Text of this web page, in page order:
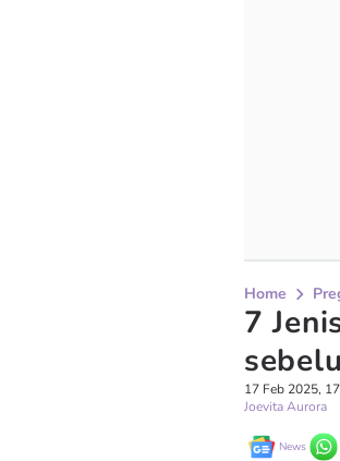
Home
7
17 Feb 2025,
Joevita Aurora
News